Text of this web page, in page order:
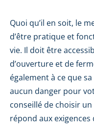
Quoi qu’il en soit, le
d’être pratique et
vie. Il doit être
d’ouverture et de
également à ce que
aucun danger pour
conseillé de choisir
répond aux exigences